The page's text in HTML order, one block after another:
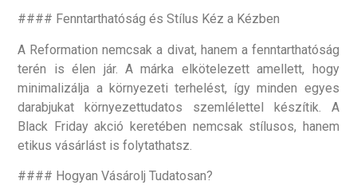
#### Fenntarthatóság és Stílus Kéz a Kézben
A Reformation nemcsak a divat, hanem a fenntarthatóság
terén is élen jár. A márka elkötelezett amellett, hogy
minimalizálja a környezeti terhelést, így minden egyes
darabjukat környezettudatos szemlélettel készítik. A
Black Friday akció keretében nemcsak stílusos, hanem
etikus vásárlást is folytathatsz.
#### Hogyan Vásárolj Tudatosan?